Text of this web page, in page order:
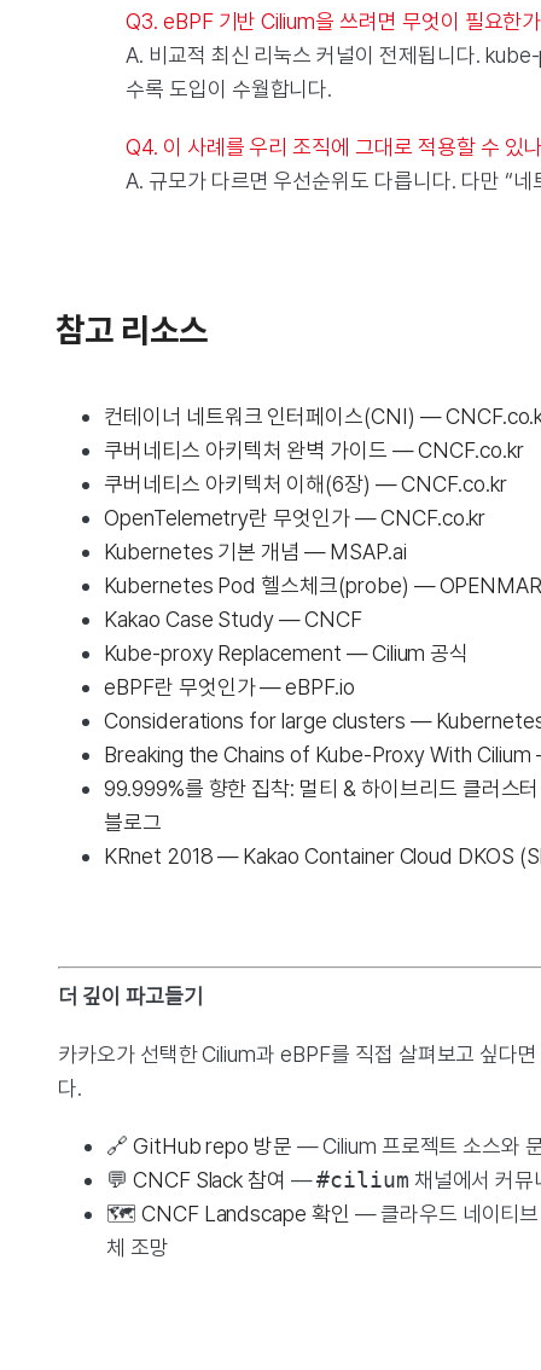
Q3. eBPF 기반 Cilium을 쓰려면 무엇이 필요한
A. 비교적 최신 리눅스 커널이 전제됩니다.
수록 도입이 수월합니다.
Q4. 이 사례를 우리 조직에 그대로 적용할 수 있
A. 규모가 다르면 우선순위도 다릅니다. 다만 “
참고 리소스
컨테이너 네트워크 인터페이스(CNI) —
쿠버네티스 아키텍처 완벽 가이드 — CNCF.co.kr
쿠버네티스 아키텍처 이해(6장) — CNCF.co.kr
OpenTelemetry란 무엇인가 — CNCF.co.kr
Kubernetes 기본 개념 — MSAP.ai
Kubernetes Pod 헬스체크(probe) —
Kakao Case Study — CNCF
Kube-proxy Replacement — Cilium 공식
eBPF란 무엇인가 — eBPF.io
Considerations for large clusters —
Breaking the Chains of Kube-Proxy With
99.999%를 향한 집착: 멀티 & 하이브리드 클러스
블로그
KRnet 2018 — Kakao Container Cloud DKOS
더 깊이 파고들기
카카오가 선택한 Cilium과 eBPF를 직접 살펴보고 싶다
다.
🔗 GitHub repo 방문 — Cilium 프로젝트 소스와
💬 CNCF Slack 참여 —#cilium 채널에서 커뮤
🗺️ CNCF Landscape 확인 — 클라우드 네이티브
체 조망